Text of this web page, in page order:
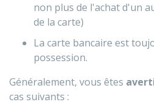
non plus de l'achat d'un
de la carte)
La carte bancaire est
possession.
Généralement, vous êtes
cas suivants :